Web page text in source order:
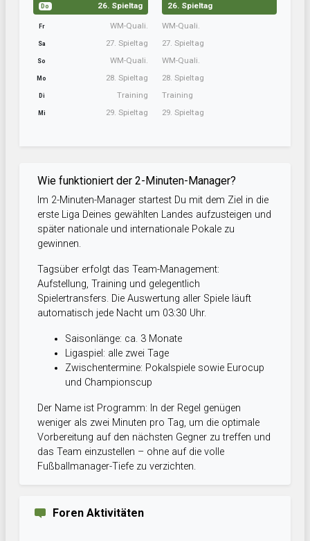
Do 26. Spieltag
Fr WM-Quali.
Sa 27. Spieltag
So WM-Quali.
Mo 28. Spieltag
Di Training
Mi 29. Spieltag
26. Spieltag
WM-Quali.
27. Spieltag
WM-Quali.
28. Spieltag
Training
29. Spieltag
Wie funktioniert der 2-Minuten-Manager?
Im 2-Minuten-Manager startest Du mit dem Ziel in die
erste Liga Deines gewählten Landes aufzusteigen und
später nationale und internationale Pokale zu
gewinnen.
Tagsüber erfolgt das Team-Management:
Aufstellung, Training und gelegentlich
Spielertransfers. Die Auswertung aller Spiele läuft
automatisch jede Nacht um 03:30 Uhr.
Saisonlänge: ca. 3 Monate
Ligaspiel: alle zwei Tage
Zwischentermine: Pokalspiele sowie Eurocup
und Championscup
Der Name ist Programm: In der Regel genügen
weniger als zwei Minuten pro Tag, um die optimale
Vorbereitung auf den nächsten Gegner zu treffen und
das Team einzustellen – ohne auf die volle
Fußballmanager-Tiefe zu verzichten.
Foren Aktivitäten